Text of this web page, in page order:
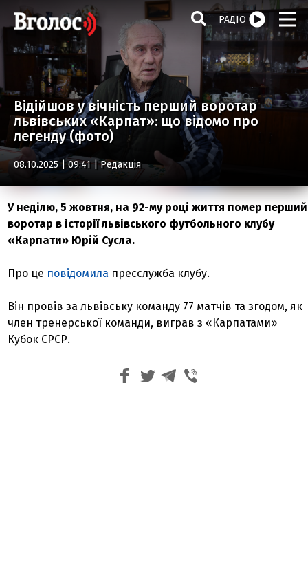
РАДІО
Відійшов у вічність перший воротар
львівських «Карпат»: що відомо про
легенду (фото)
08.10.2025 | 09:41 |Редакція
У неділю, 5 жовтня, на 92-му році життя помер перший
воротар в історії львівського футбольного клубу
«Карпати» Юрій Сусла.
Про це повідомила пресслужба клубу.
Він провів за львівську команду 77 матчів та згодом, як
член тренерської команди, виграв з «Карпатами»
Кубок СРСР.